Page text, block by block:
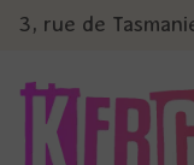
3, rue de